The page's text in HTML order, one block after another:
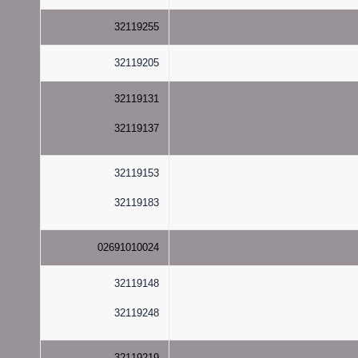
32119255
32119205
32119131
32119137
32119153
32119183
02691010024
32119148
32119248